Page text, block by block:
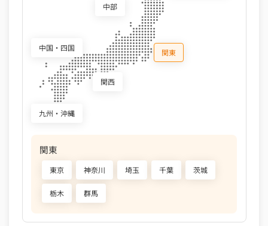
関東
中部
関西
中国・四国
九州・沖縄
関東
東京 神奈川 埼玉 千葉 茨城
栃木 群馬